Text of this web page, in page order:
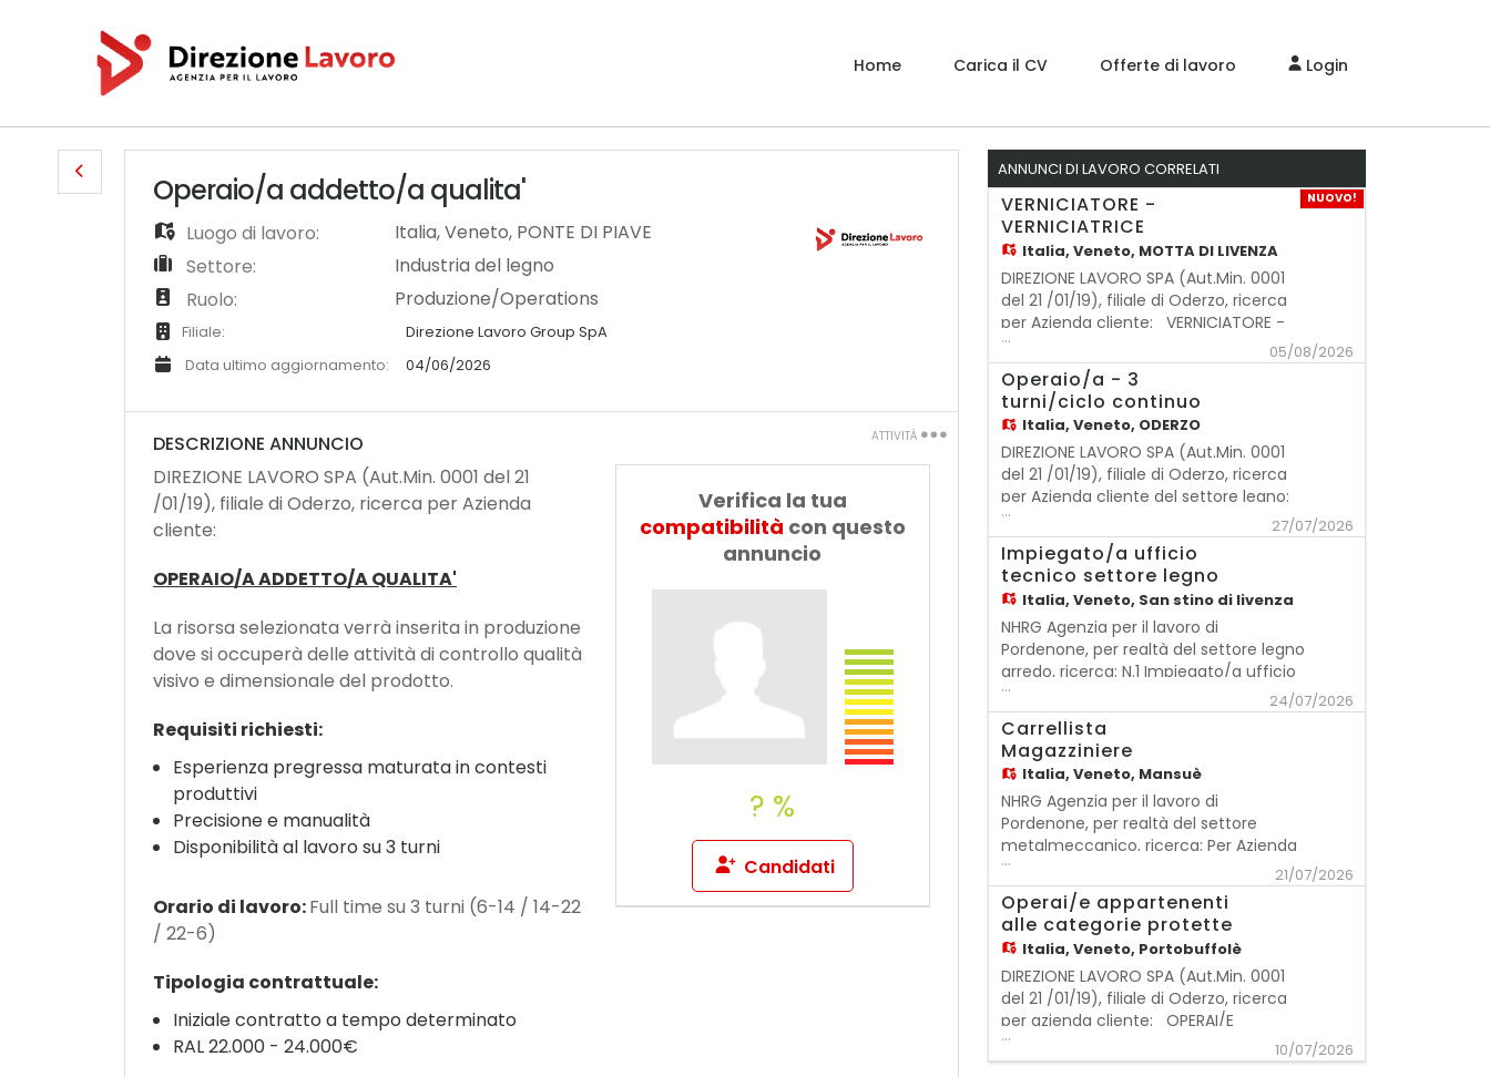
Home Carica il CV Offerte di lavoro Login
Operaio/a addetto/a qualita'
Luogo di lavoro: Italia,Veneto, PONTE DI PIAVE
Settore:
Industria del legno
Ruolo:
Produzione/Operations
Filiale:
Direzione Lavoro Group SpA
Data ultimo aggiornamento:
04/06/2026
ATTIVITÀ
Dillo a un
amico
DESCRIZIONE ANNUNCIO
Verifica la tua
compatibilità con questo
annuncio
? %
Candidati
DIREZIONE LAVORO SPA (Aut.Min. 0001 del 21
/01/19), filiale di Oderzo, ricerca per Azienda
cliente:
OPERAIO/A ADDETTO/A QUALITA'
La risorsa selezionata verrà inserita in produzione
dove si occuperà delle attività di controllo qualità
visivo e dimensionale del prodotto.
Requisiti richiesti:
Esperienza pregressa maturata in contesti
produttivi
Precisione e manualità
Disponibilità al lavoro su 3 turni
Orario di lavoro:Full time su 3 turni (6-14 / 14-22
/ 22-6)
Tipologia contrattuale:
Iniziale contratto a tempo determinato
RAL 22.000 - 24.000€
ANNUNCI DI LAVORO CORRELATI
NUOVO!
VERNICIATORE -
VERNICIATRICE
Italia, Veneto, MOTTA DI LIVENZA
DIREZIONE LAVORO SPA (Aut.Min. 0001
del 21 /01/19), filiale di Oderzo, ricerca
per Azienda cliente: VERNICIATORE -
VERNICIATRICE Mansioni: - Gestione
dell'impianto di verniciatura -
Preparazione colori e tinte Requisiti
richiesti: - Esperienza pregressa nel
settore - Flessibilità oraria Orari
...
05/08/2026
Operaio/a - 3
turni/ciclo continuo
Italia, Veneto, ODERZO
DIREZIONE LAVORO SPA (Aut.Min. 0001
del 21 /01/19), filiale di Oderzo, ricerca
per Azienda cliente del settore legno:
OPERAIO/A - 3 TURNI/CICLO CONTINUO
Mansioni: - Carico e scarico manuale
della linea - Controllo qualità -
Imballaggio Requisiti richiesti: -
Diploma o qualifica professionale ad
...
27/07/2026
Impiegato/a ufficio
tecnico settore legno
Italia, Veneto, San stino di livenza
NHRG Agenzia per il lavoro di
Pordenone, per realtà del settore legno
arredo, ricerca: N.1 Impiegato/a ufficio
tecnico Descrizione del ruolo: La figura
selezionata si occuperà di: - Sviluppo
tecnico delle commesse: disegno
tecnico, realizzazione distinte base e
specifiche di lavorazione; - Gestione
...
24/07/2026
Carrellista
Magazziniere
Italia, Veneto, Mansuè
NHRG Agenzia per il lavoro di
Pordenone, per realtà del settore
metalmeccanico, ricerca: Per Azienda
del settore metalmeccanico n.1
Carrellista Descrizione del ruolo: Il
profilo è assunto come carrellista si
occuperà principalmente di carico e
scarico automezzi ed asservimento
del magazzino Si occu
...
21/07/2026
Operai/e appartenenti
alle categorie protette
Italia, Veneto, Portobuffolè
DIREZIONE LAVORO SPA (Aut.Min. 0001
del 21 /01/19), filiale di Oderzo, ricerca
per azienda cliente: OPERAI/E
ADDETTI/E ALLE LINEE DI PRODUZIONE –
APPARTENENTI ALLE CATEGORIE
...
10/07/2026